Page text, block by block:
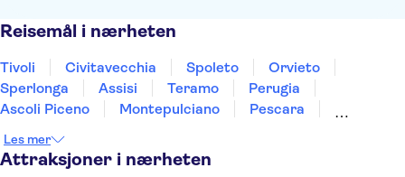
Reisemål i nærheten
Tivoli Civitavecchia Spoleto
Orvieto
Sperlonga
Assisi Teramo
Perugia
Ascoli Piceno
Montepulciano
Pescara
Les mer
Attraksjoner i nærheten